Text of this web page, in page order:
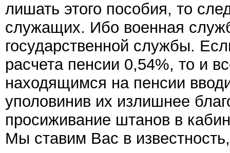
лишать этого пособия, то
служащих. Ибо военная
государственной службы.
расчета пенсии 0,54%, то и
находящимся на пенсии
уполовинив их излишнее
просиживание штанов в
Мы ставим Вас в